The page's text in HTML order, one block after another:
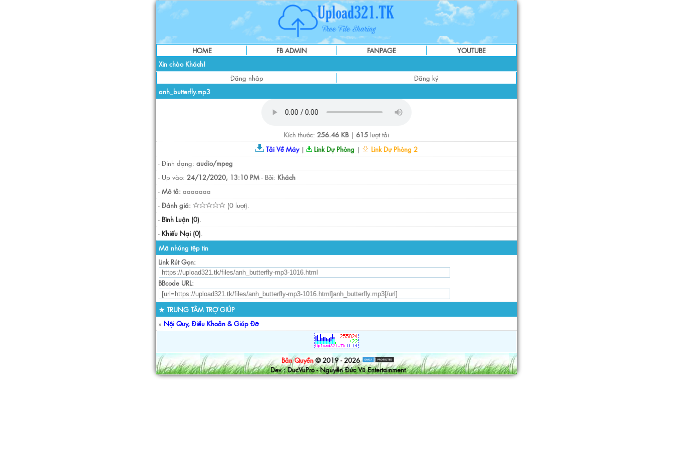
HOME FB ADMIN FANPAGE
YOUTUBE
Xin chào Khách!
Đăng nhập
Đăng ký
anh_butterfly.mp3
Kích thước: 256.46 KB| 615 lượt tải
Tải Về Máy| Link Dự Phòng |
Link Dự Phòng 2
- Định dạng: audio/mpeg
- Up vào: 24/12/2020, 13:10 PM - Bởi: Khách
- Mô tả: aaaaaaa
- Đánh giá:
(0 lượt).
- Bình Luận (0).
- Khiếu Nại (0).
Mã nhúng tệp tin
Link Rút Gọn:
BBcode URL:
★ TRUNG TÂM TRỢ GIÚP
» Nội Quy, Điều Khoản & Giúp Đỡ
Bản Quyền © 2019 - 2026
Dev : DucVuPro - Nguyễn Đức Vũ Entertainment